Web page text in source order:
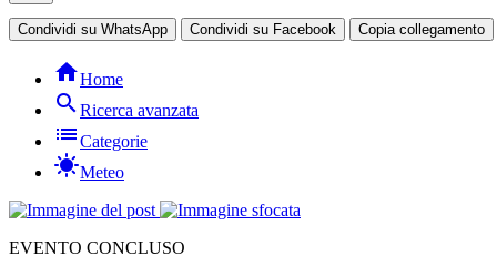
Condividi su WhatsApp Condividi su Facebook Copia collegamento
homeHome
searchRicerca avanzata
listCategorie
sunnyMeteo
EVENTO CONCLUSO